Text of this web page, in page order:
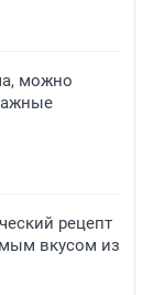
можно
рецепт
вкусом из